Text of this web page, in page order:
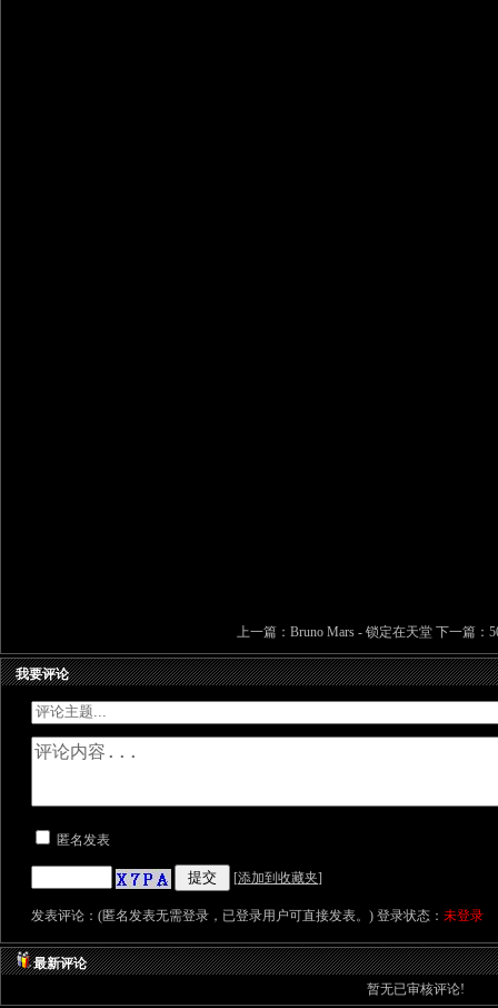
上一篇： Bruno Mars - 锁定在天堂下一篇：
我要评论
匿名发表
[添加到收藏夹]
发表评论：(匿名发表无需登录，已登录用户可直接发表。) 登录状态： 未登录
最新评论
暂无已审核评论!